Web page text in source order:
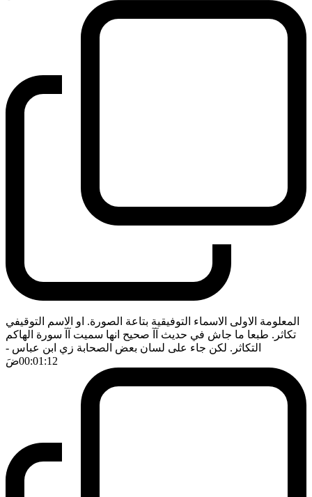
المعلومة الاولى الاسماء التوفيقية بتاعة الصورة. او الاسم التوقيفي
تكاثر. طبعا ما جاش في حديث آآ صحيح انها سميت آآ سورة الهاكم
التكاثر. لكن جاء على لسان بعض الصحابة زي ابن عباس -
00:01:12ضَ